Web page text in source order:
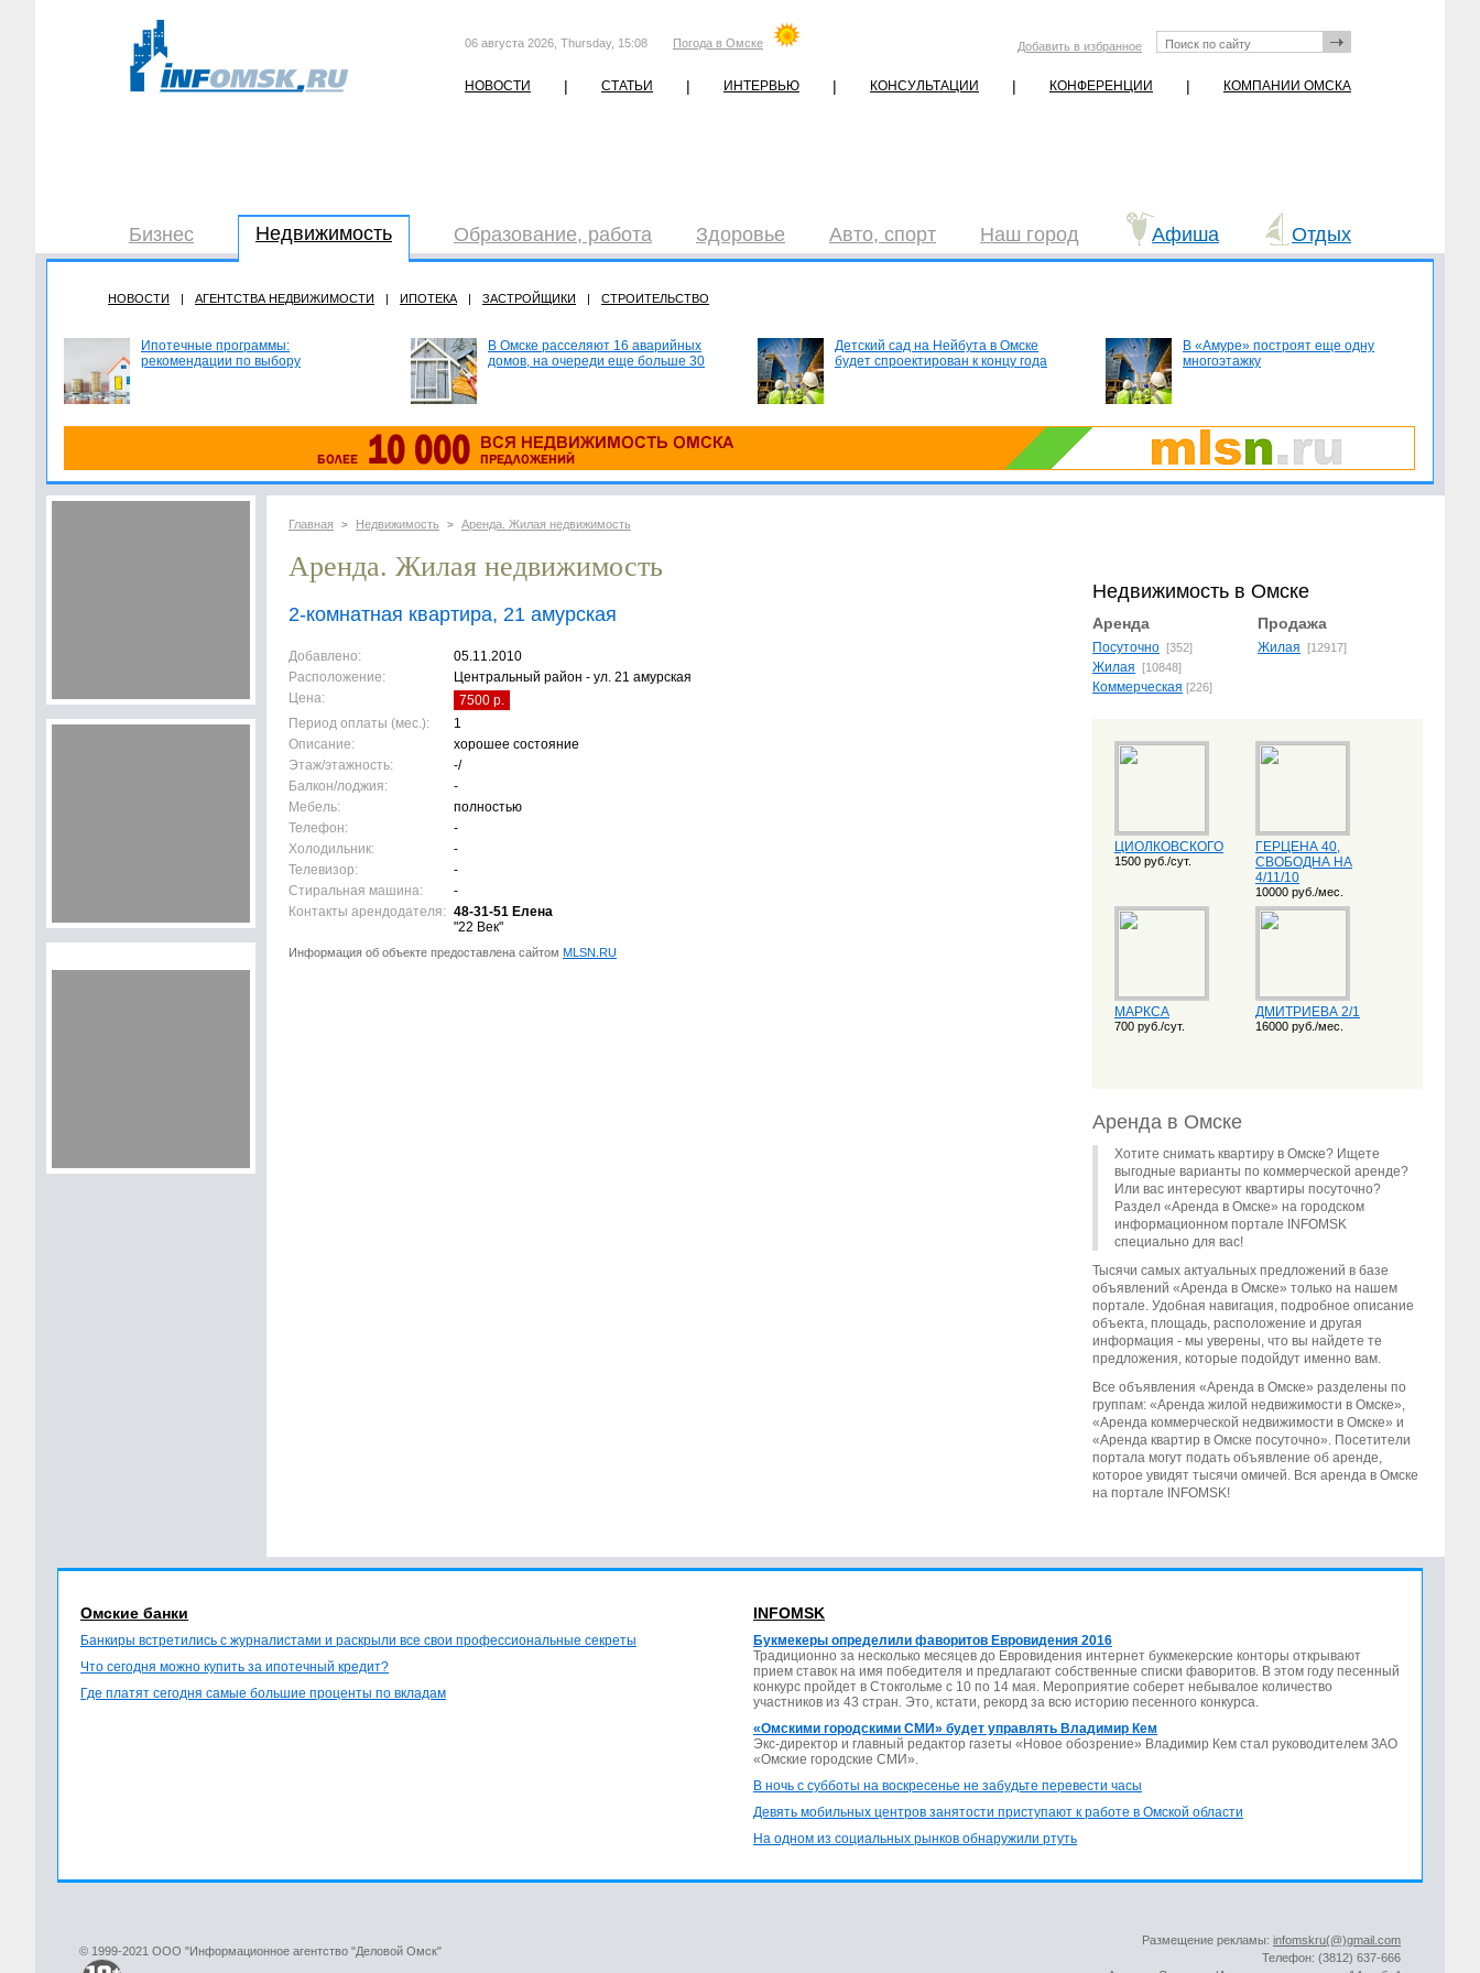
06 августа 2026, Thursday, 15:08 Погода в Омске Добавить в избранное
НОВОСТИ | СТАТЬИ | ИНТЕРВЬЮ | КОНСУЛЬТАЦИИ | КОНФЕРЕНЦИИ | КОМПАНИИ ОМСКА
Бизнес Недвижимость Образование, работа Здоровье Авто, спорт Наш город Афиша Отдых
НОВОСТИ | АГЕНТСТВА НЕДВИЖИМОСТИ | ИПОТЕКА | ЗАСТРОЙЩИКИ | СТРОИТЕЛЬСТВО
Ипотечные программы:
рекомендации по выбору
В Омске расселяют 16 аварийных
домов, на очереди еще больше 30
Детский сад на Нейбута в Омске
будет спроектирован к концу года
В «Амуре» построят еще одну
многоэтажку
Главная > Недвижимость > Аренда. Жилая недвижимость
Аренда. Жилая недвижимость
2-комнатная квартира, 21 амурская
Добавлено:
05.11.2010
Расположение:
Центральный район - ул. 21 амурская
Цена:
7500 р.
Период оплаты (мес.):
1
Описание:
хорошее состояние
Этаж/этажность:
-/
Балкон/лоджия:
-
Мебель:
полностью
Телефон:
-
Холодильник:
-
Телевизор:
-
Стиральная машина:
-
Контакты арендодателя: 48-31-51 Елена
"22 Век"
Информация об объекте предоставлена сайтом MLSN.RU
Недвижимость в Омске
Аренда Продажа
Посуточно [352]
Жилая [10848]
Коммерческая [226]
Жилая [12917]
ЦИОЛКОВСКОГО
1500 руб./сут.
ГЕРЦЕНА 40,
СВОБОДНА НА
4/11/10
10000 руб./мес.
МАРКСА
700 руб./сут.
ДМИТРИЕВА 2/1
16000 руб./мес.
Аренда в Омске
Хотите снимать квартиру в Омске? Ищете
выгодные варианты по коммерческой аренде?
Или вас интересуют квартиры посуточно?
Раздел «Аренда в Омске» на городском
информационном портале INFOMSK
специально для вас!
Тысячи самых актуальных предложений в базе
объявлений «Аренда в Омске» только на нашем
портале. Удобная навигация, подробное описание
объекта, площадь, расположение и другая
информация - мы уверены, что вы найдете те
предложения, которые подойдут именно вам.
Все объявления «Аренда в Омске» разделены по
группам: «Аренда жилой недвижимости в Омске»,
«Аренда коммерческой недвижимости в Омске» и
«Аренда квартир в Омске посуточно». Посетители
портала могут подать объявление об аренде,
которое увидят тысячи омичей. Вся аренда в Омске
на портале INFOMSK!
Омские банки
Банкиры встретились с журналистами и раскрыли все свои профессиональные секреты
Что сегодня можно купить за ипотечный кредит?
Где платят сегодня самые большие проценты по вкладам
INFOMSK
Букмекеры определили фаворитов Евровидения 2016
Традиционно за несколько месяцев до Евровидения интернет букмекерские конторы открывают
прием ставок на имя победителя и предлагают собственные списки фаворитов. В этом году песенный
конкурс пройдет в Стокгольме с 10 по 14 мая. Мероприятие соберет небывалое количество
участников из 43 стран. Это, кстати, рекорд за всю историю песенного конкурса.
«Омскими городскими СМИ» будет управлять Владимир Кем
Экс-директор и главный редактор газеты «Новое обозрение» Владимир Кем стал руководителем ЗАО
«Омские городские СМИ».
В ночь с субботы на воскресенье не забудьте перевести часы
Девять мобильных центров занятости приступают к работе в Омской области
На одном из социальных рынков обнаружили ртуть
© 1999-2021 ООО "Информационное агентство "Деловой Омск"
Размещение рекламы: infomskru(@)gmail.com
Телефон: (3812) 637-666